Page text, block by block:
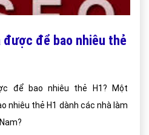
để bao nhiêu thẻ
để bao nhiêu thẻ H1? Một
nhiêu thẻ H1 dành các nhà làm